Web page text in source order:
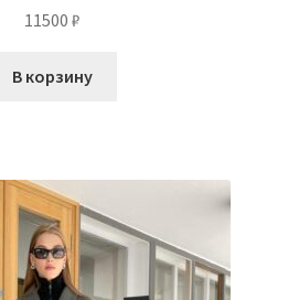
11500 ₽
В корзину